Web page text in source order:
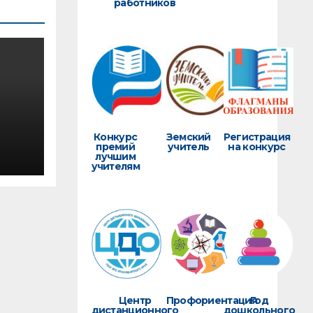
работников
Конкурс
премий
лучшим
учителям
Земский
учитель
Регистрация
на конкурс
Центр
дистанционного
ПрофориентацияГод
дошкольного